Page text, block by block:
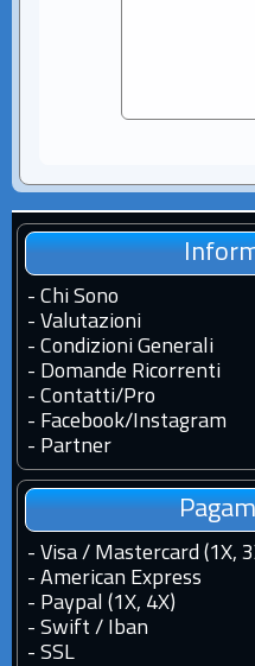
- Chi Sono
- Valutazioni
- Condizioni Generali
- Domande Ricorrenti
- Contatti/Pro
- Facebook/ Instagram
- Partner
- Visa / Mastercard (1X,
- American Express
- Paypal (1X, 4X)
- Swift / Iban
- SSL